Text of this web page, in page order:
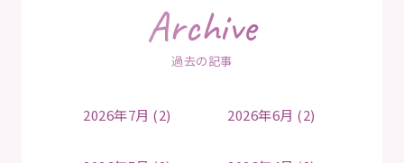
Archive
過去の記事
2026年7月 (2) 2026年6月 (2)